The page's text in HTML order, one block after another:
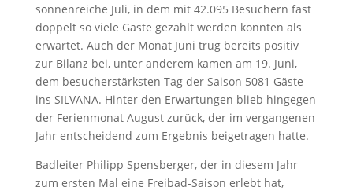
sonnenreiche Juli, in dem mit 42.095 Besuchern fast
doppelt so viele Gäste gezählt werden konnten als
erwartet. Auch der Monat Juni trug bereits positiv
zur Bilanz bei, unter anderem kamen am 19. Juni,
dem besucherstärksten Tag der Saison 5081 Gäste
ins SILVANA. Hinter den Erwartungen blieb hingegen
der Ferienmonat August zurück, der im vergangenen
Jahr entscheidend zum Ergebnis beigetragen hatte.
Badleiter Philipp Spensberger, der in diesem Jahr
zum ersten Mal eine Freibad-Saison erlebt hat,